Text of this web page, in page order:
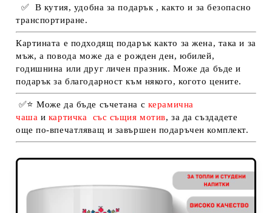
✅
В кутия, удобна за подарък , както и за безопасно
транспортиране.
Картината е подходящ подарък както за жена, така и за
мъж, а повода може да е рожден ден, юбилей,
годишнина или друг личен празник. Може да бъде и
подарък за благодарност към някого, когото цените.
✅⭐Може да бъде съчетана с керамична
чаша и картичка със същия мотив, за да създадете
още по-впечатляващ и завършен подаръчен комплект.